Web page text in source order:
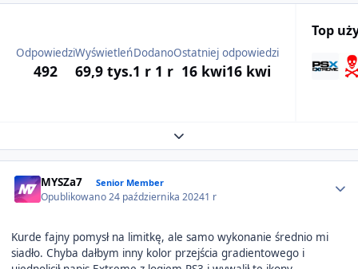
Odpowiedzi
492
Wyświetleń
69,9 tys.
Dodano
1 r 1 r
Ostatniej odpowiedzi
16 kwi16 kwi
Top
Expand topic overview
MYSZa7 Senior Member
Opublikowano24 października 20241 r
Kurde fajny pomysł na limitkę, ale samo wykonanie średnio mi
siadło. Chyba dałbym inny kolor przejścia gradientowego i